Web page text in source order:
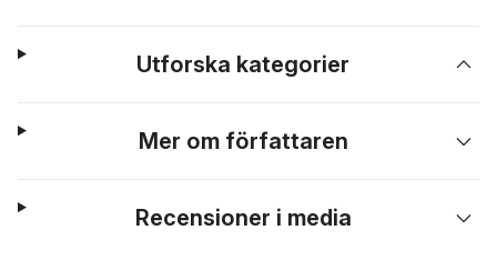
Utforska kategorier
Mer om författaren
Recensioner i media